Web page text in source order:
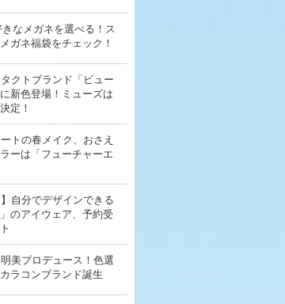
きなメガネを選べる！ス
ガネ福袋をチェック！
クトブランド「ビュー
新色登場！ミューズは
定！
トの春メイク、おさえ
ーは「フューチャーエ
】自分でデザインできる
」のアイウェア、予約受
美プロデュース！色選
ラコンブランド誕生